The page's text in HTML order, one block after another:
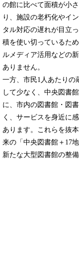
の館に比べて面積が小
り、施設の老朽化やイ
タル対応の遅れが目立
積を使い切っているた
ルメディア活用などの
ありません。
一方、市民1人あたりの
して少なく、中央図書
に、市内の図書館・図
く、サービスを身近に
あります。これらを抜
来の「中央図書館＋17
新たな大型図書館の整